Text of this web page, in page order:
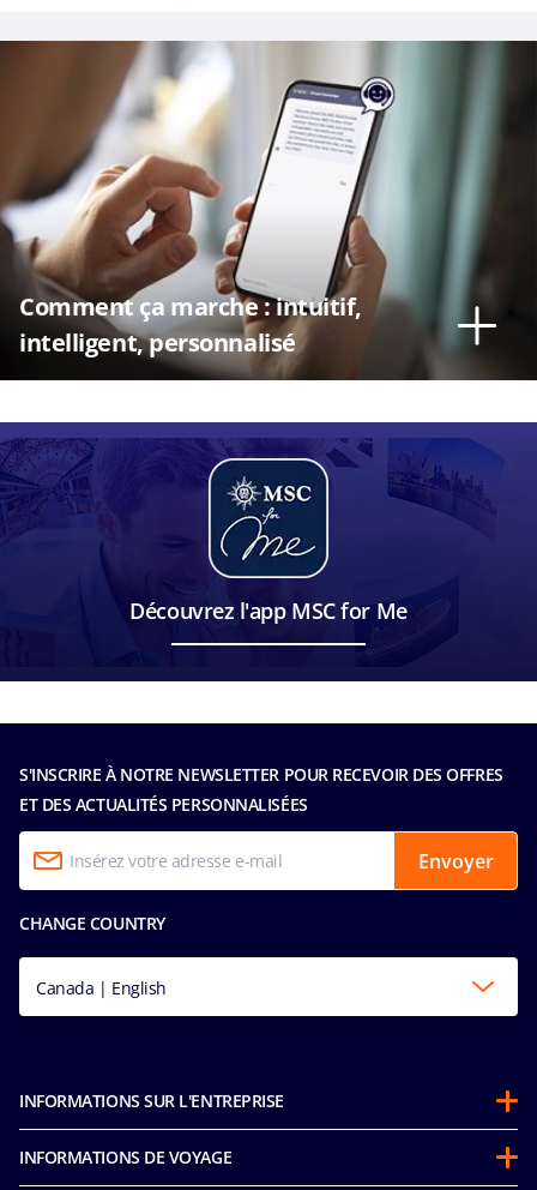
Comment ça marche : intuitif,
intelligent, personnalisé
Découvrez l'app MSC for Me
S'INSCRIRE À NOTRE NEWSLETTER POUR RECEVOIR DES OFFRES
ET DES ACTUALITÉS PERSONNALISÉES
Envoyer
CHANGE COUNTRY
Canada | English
INFORMATIONS SUR L'ENTREPRISE
Partenariats
À propos de MSC
INFORMATIONS DE VOYAGE